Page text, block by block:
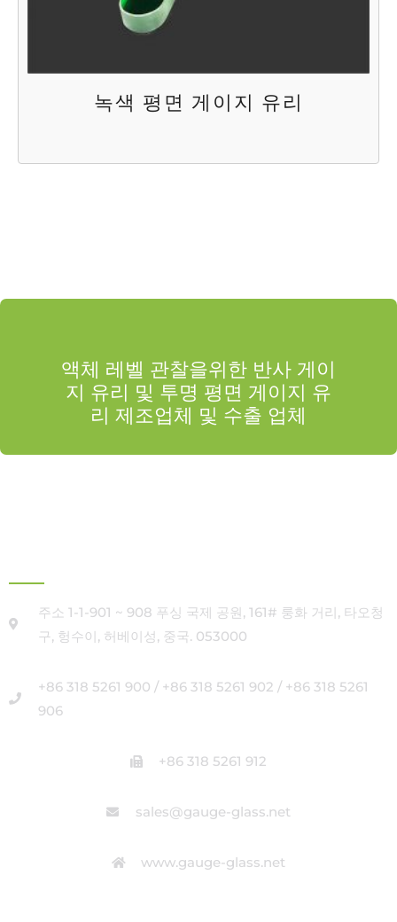
녹색 평면 게이지 유리
액체 레벨 관찰을위한 반사 게이
지 유리 및 투명 평면 게이지 유
리 제조업체 및 수출 업체
주소 1-1-901 ~ 908 푸싱 국제 공원, 161# 룽화 거리, 타오청
구, 헝수이, 허베이성, 중국. 053000
+86 318 5261 900 / +86 318 5261 902 / +86 318 5261
906
+86 318 5261 912
sales@gauge-glass.net
www.gauge-glass.net